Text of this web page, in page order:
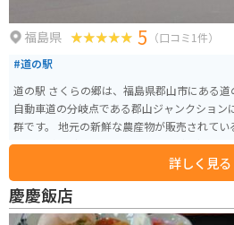
福島県 5 （口コミ1件）
#道の駅
道の駅 さくらの郷は、福島県郡山市にある
自動車道の分岐点である郡山ジャンクショ
群です。 地元の新鮮な農産物が販売されている直売所や、郡山市の特産品で
ある鯉料理が味わえるレストランが人気です
レでじっくりと煮込まれており、ご飯によく合います。 バイ
合、広々とした駐車場があるので安心です。
梯山、会津若松など、観光スポットも豊富な
も最適です。 道の駅 さくらの郷は、地元の美味しいものや美しい景色を満喫
詳しく見る
慶慶飯店